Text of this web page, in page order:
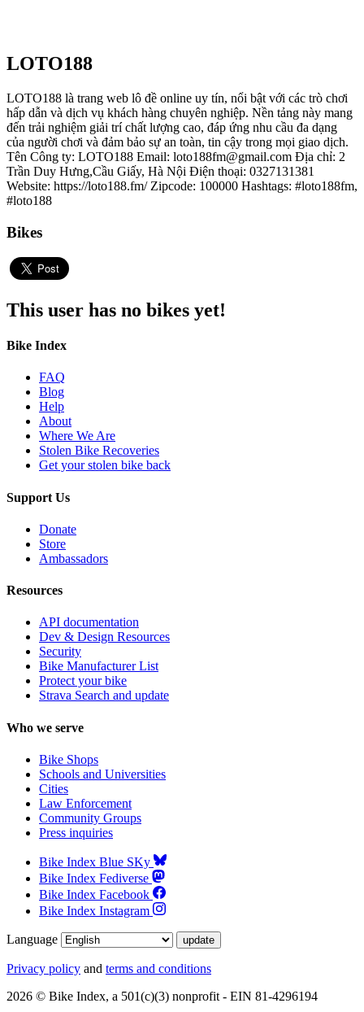
LOTO188
LOTO188 là trang web lô đề online uy tín, nổi bật với các trò chơi
hấp dẫn và dịch vụ khách hàng chuyên nghiệp. Nền tảng này mang
đến trải nghiệm giải trí chất lượng cao, đáp ứng nhu cầu đa dạng
của người chơi và đảm bảo sự an toàn, tin cậy trong mọi giao dịch.
Tên Công ty: LOTO188 Email: loto188fm@gmail.com Địa chỉ: 2
Trần Duy Hưng,Cầu Giấy, Hà Nội Điện thoại: 0327131381
Website: https://loto188.fm/ Zipcode: 100000 Hashtags: #loto188fm,
#loto188
Bikes
This user has no bikes yet!
Bike Index
FAQ
Blog
Help
About
Where We Are
Stolen Bike Recoveries
Get your stolen bike back
Support Us
Donate
Store
Ambassadors
Resources
API documentation
Dev & Design Resources
Security
Bike Manufacturer List
Protect your bike
Strava Search and update
Who we serve
Bike Shops
Schools and Universities
Cities
Law Enforcement
Community Groups
Press inquiries
Bike Index Blue SKy
Bike Index Fediverse
Bike Index Facebook
Bike Index Instagram
Language
Privacy policy and terms and conditions
2026 © Bike Index, a 501(c)(3) nonprofit - EIN 81-4296194